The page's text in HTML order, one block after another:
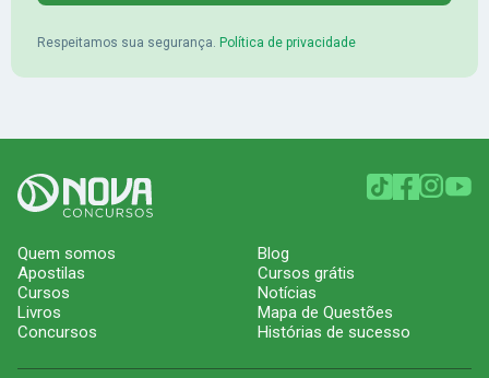
Respeitamos sua segurança. Política de privacidade
Quem somos
Apostilas
Cursos
Livros
Concursos
Blog
Cursos grátis
Notícias
Mapa de Questões
Histórias de sucesso